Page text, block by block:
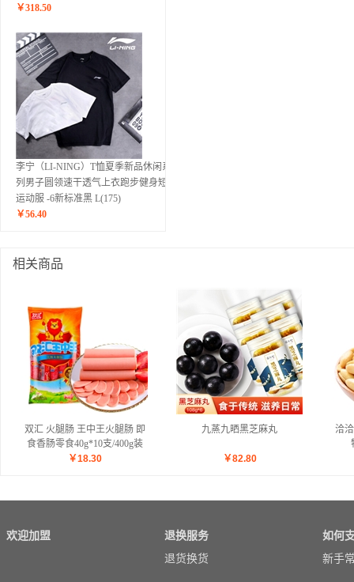
￥318.50
李宁（LI-NING）T恤夏季新品休闲系
列男子圆领速干透气上衣跑步健身短袖
运动服 -6新标准黑 L(175)
￥56.40
相关商品
双汇 火腿肠 王中王火腿肠 即
食香肠零食40g*10支/400g装
￥18.30
九蒸九晒黑芝麻丸
￥82.80
洽
欢迎加盟
退换服务
退货换货
如何
新手